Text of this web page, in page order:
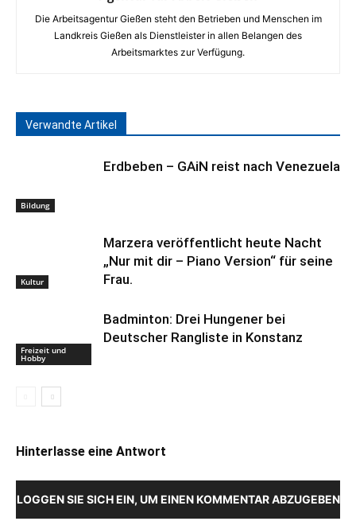
Die Arbeitsagentur Gießen steht den Betrieben und Menschen im
Landkreis Gießen als Dienstleister in allen Belangen des
Arbeitsmarktes zur Verfügung.
Verwandte Artikel
Bildung
Erdbeben – GAiN reist nach Venezuela
Kultur
Marzera veröffentlicht heute Nacht
„Nur mit dir – Piano Version“ für seine
Frau.
Freizeit und
Hobby
Badminton: Drei Hungener bei
Deutscher Rangliste in Konstanz
Hinterlasse eine Antwort
LOGGEN SIE SICH EIN, UM EINEN KOMMENTAR ABZUGEBEN